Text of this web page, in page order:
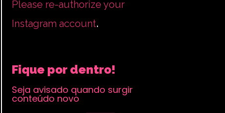
Please re-authorize your
Instagram account.
Fique por dentro!
Seja avisado quando surgir
conteúdo novo